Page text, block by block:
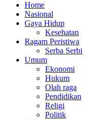
Home
Nasional
Gaya Hidup
Kesehatan
Ragam Peristiwa
Serba Serbi
Umum
Ekonomi
Hukum
Olah raga
Pendidikan
Religi
Politik